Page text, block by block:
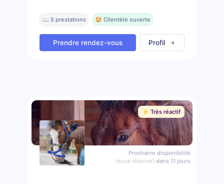
📖 5 prestations 🤩 Clientèle ouverte
Prendre rendez-vous Profil
⚡️ Très réactif
Prochaine disponibilité
(sous réserve) dans 11 jours